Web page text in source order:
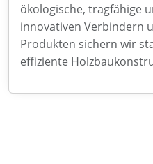
ökologische, tragfähige
innovativen Verbindern
Produkten sichern wir
effiziente